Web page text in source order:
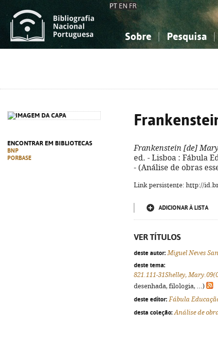
PT EN FR
Sobre Pesquisa
ENCONTRAR EM BIBLIOTECAS
BNP
PORBASE
Frankenstein [de]
ed. - Lisboa : Fábula
- (Análise de obras
Link persistente: http://
ADICIONAR À LISTA
VER TÍTULOS
deste autor: Miguel Neves
deste tema:
821.111-31Shelley,
desenhada, filologia, ...)
deste editor: Fábula
desta coleção: Análise de